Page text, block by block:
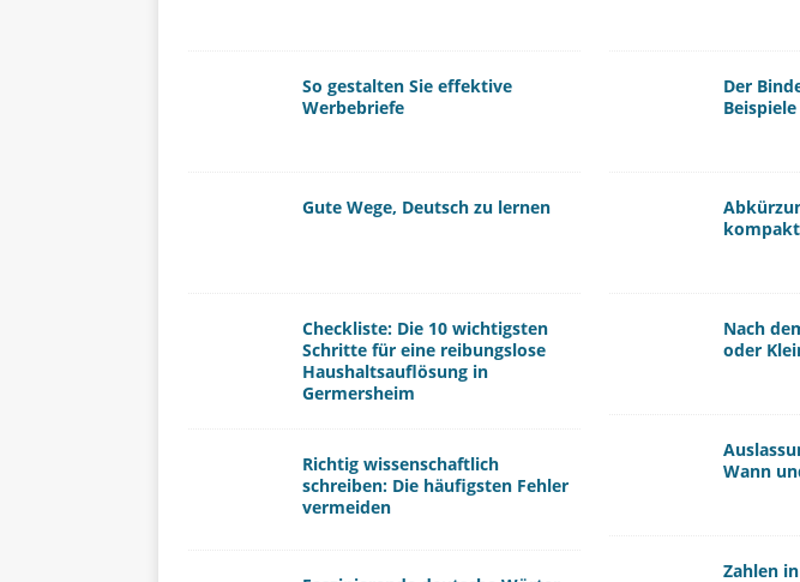
So gestalten Sie effektive
Werbebriefe
Gute Wege, Deutsch zu lernen
Checkliste: Die 10 wichtigsten
Schritte für eine reibungslose
Haushaltsauflösung in
Germersheim
Richtig wissenschaftlich
schreiben: Die häufigsten Fehler
vermeiden
Der
Nach
oder
Wann
Zahlen